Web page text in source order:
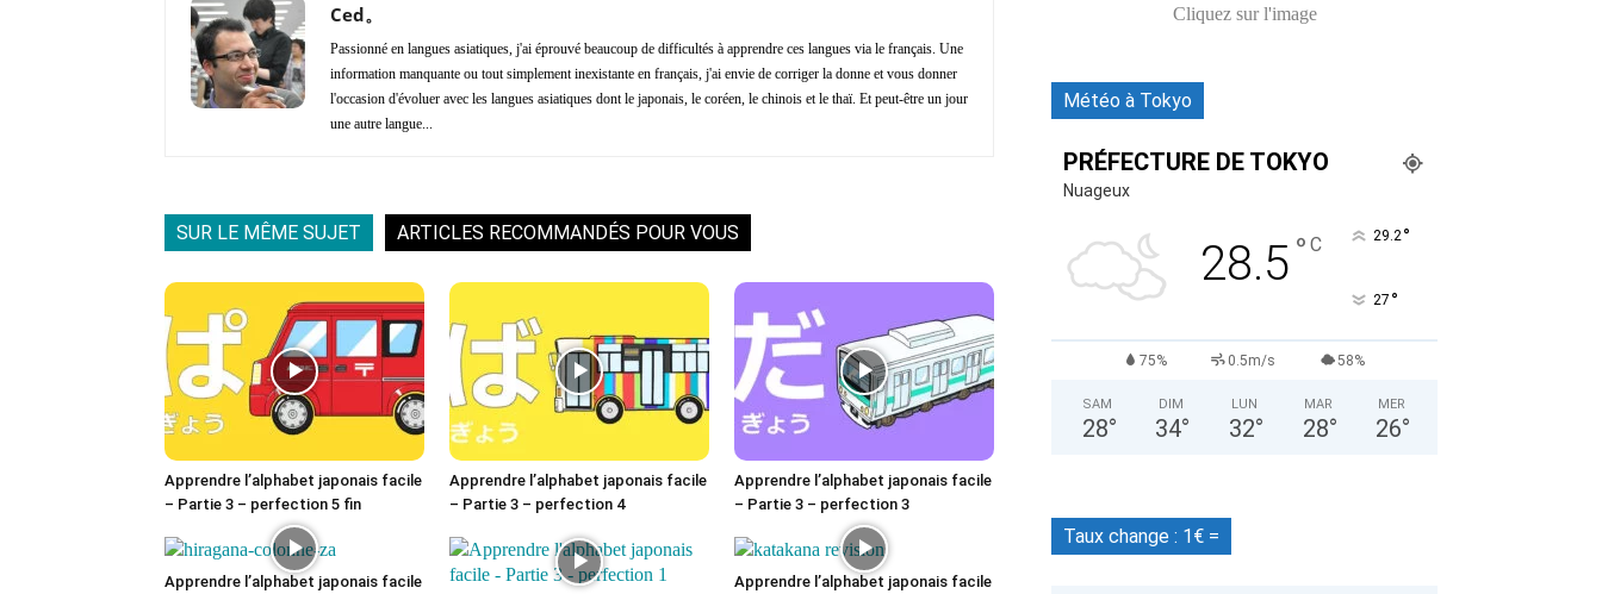
Ced。
Passionné en langues asiatiques, j'ai éprouvé beaucoup de difficultés à apprendre ces langues via le français. Une
information manquante ou tout simplement inexistante en français, j'ai envie de corriger la donne et vous donner
l'occasion d'évoluer avec les langues asiatiques dont le japonais, le coréen, le chinois et le thaï. Et peut-être un jour
une autre langue...
SUR LE MÊME SUJET ARTICLES RECOMMANDÉS POUR VOUS
Apprendre l’alphabet japonais facile
– Partie 3 – perfection 5 fin
Apprendre l’alphabet japonais facile
– Partie 3 – perfection 4
Apprendre l’alphabet japonais facile
– Partie 3 – perfection 3
Apprendre l’alphabet japonais facile
Apprendre l’alphabet japonais facile
Cliquez sur l'image
Météo à Tokyo
PRÉFECTURE DE TOKYO
Nuageux
28.5 ° C 29.2°
27 °
75% 0.5m/s 58%
SAM
28°
DIM
34°
LUN
32°
MAR
28°
MER
26°
Taux change : 1€ =